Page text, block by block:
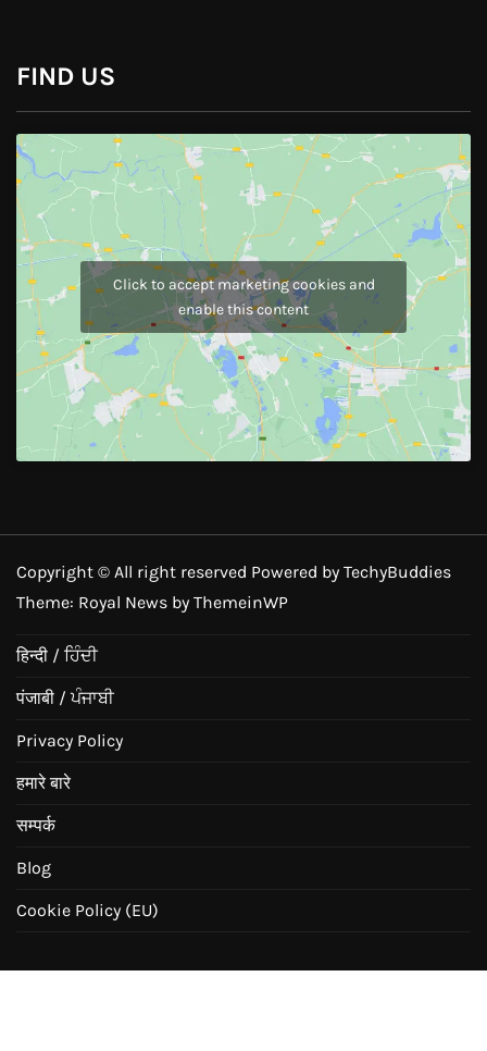
FIND US
Click to accept marketing cookies and
enable this content
Copyright © All right reserved Powered by TechyBuddies
Theme: Royal News by ThemeinWP
हिन्दी / ਹਿੰਦੀ
पंजाबी / ਪੰਜਾਬੀ
Privacy Policy
हमारे बारे
सम्पर्क
Blog
Cookie Policy (EU)